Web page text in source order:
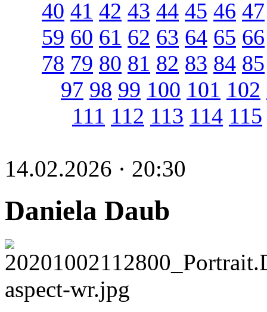
40 41 42 43 44 45 46 47
59 60 61 62 63 64 65 66
78 79 80 81 82 83 84 85
97 98 99 100 101 102
111 112 113 114 115
14.02.2026 · 20:30
Daniela Daub